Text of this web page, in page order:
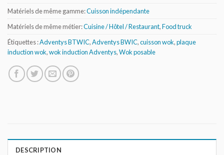
Matériels de même gamme:Cuisson indépendante
Matériels de même métier:Cuisine / Hôtel / Restaurant,Food truck
Étiquettes :Adventys BTWIC,Adventys BWIC,cuisson wok,plaque
induction wok,wok induction Adventys,Wok posable
DESCRIPTION